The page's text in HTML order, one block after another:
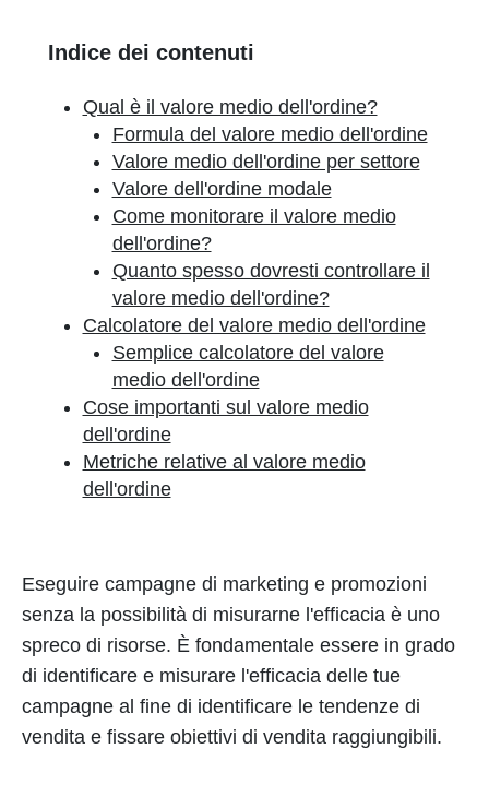
Indice dei contenuti
Qual è il valore medio dell'ordine?
Formula del valore medio dell'ordine
Valore medio dell'ordine per settore
Valore dell'ordine modale
Come monitorare il valore medio
dell'ordine?
Quanto spesso dovresti controllare il
valore medio dell'ordine?
Calcolatore del valore medio dell'ordine
Semplice calcolatore del valore
medio dell'ordine
Cose importanti sul valore medio
dell'ordine
Metriche relative al valore medio
dell'ordine
Eseguire campagne di marketing e promozioni
senza la possibilità di misurarne l'efficacia è uno
spreco di risorse. È fondamentale essere in grado
di identificare e misurare l'efficacia delle tue
campagne al fine di identificare le tendenze di
vendita e fissare obiettivi di vendita raggiungibili.